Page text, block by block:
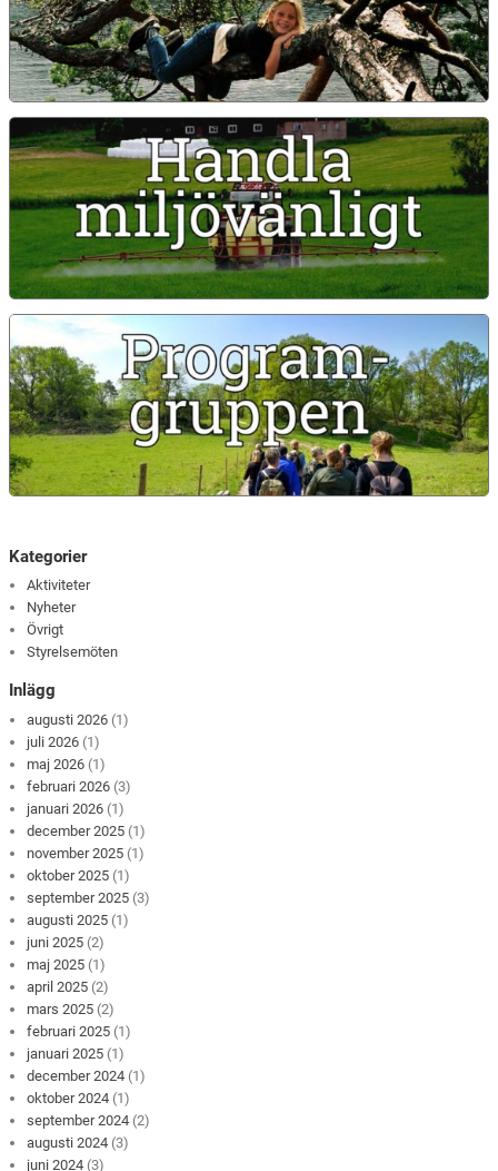
Kategorier
Aktiviteter
Nyheter
Övrigt
Styrelsemöten
Inlägg
augusti 2026 (1)
juli 2026 (1)
maj 2026 (1)
februari 2026 (3)
januari 2026 (1)
december 2025 (1)
november 2025 (1)
oktober 2025 (1)
september 2025 (3)
augusti 2025 (1)
juni 2025 (2)
maj 2025 (1)
april 2025 (2)
mars 2025 (2)
februari 2025 (1)
januari 2025 (1)
december 2024 (1)
oktober 2024 (1)
september 2024 (2)
augusti 2024 (3)
juni 2024 (3)